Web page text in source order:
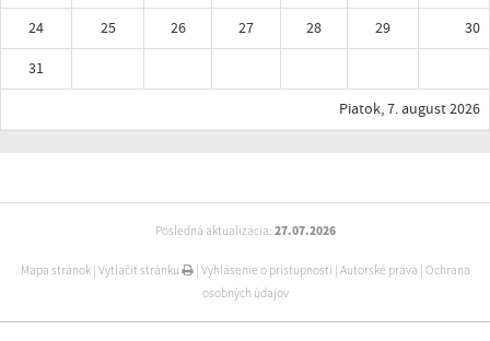
24
25 26 27 28 29
30
31
Piatok, 7. august 2026
Posledná aktualizácia: 27.07.2026
Mapa stránok| Vytlačiť stránku | Vyhlásenie o prístupnosti Autorské práva Ochrana
osobných údajov